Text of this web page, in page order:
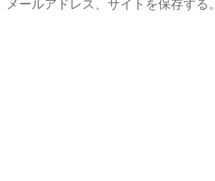
ールアドレス、サイトを保存する。